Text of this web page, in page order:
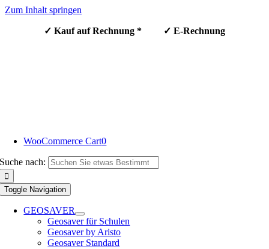
Zum Inhalt springen
✓ Kauf auf Rechnung * ✓ E-Rechnung
WooCommerce Cart0
Suche nach:
Toggle Navigation
GEOSAVER
Geosaver für Schulen
Geosaver by Aristo
Geosaver Standard